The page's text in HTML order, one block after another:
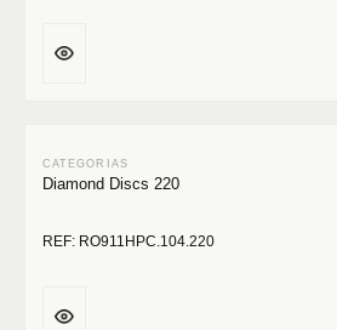
Diamond Discs 220
REF: RO911HPC.104.220